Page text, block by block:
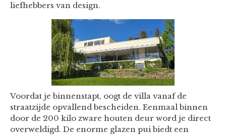
liefhebbers van design.
Voordat je binnenstapt, oogt de villa vanaf de
straatzijde opvallend bescheiden. Eenmaal binnen
door de 200 kilo zware houten deur word je direct
overweldigd. De enorme glazen pui biedt een